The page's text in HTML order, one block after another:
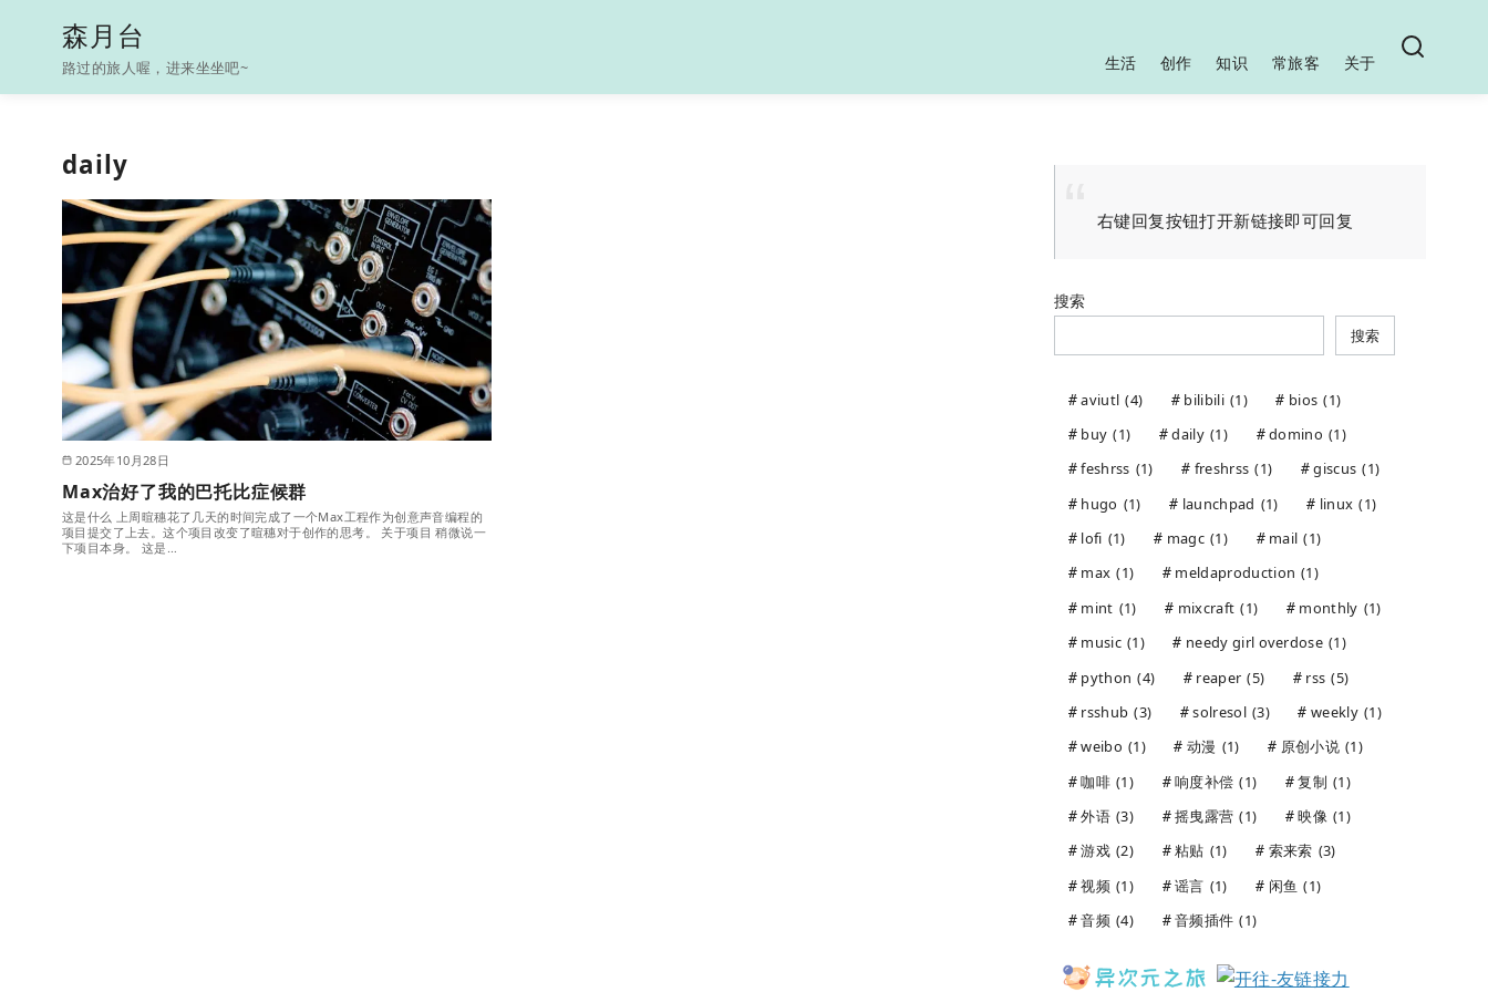
森月台
路过的旅人喔，进来坐坐吧~ 生活 创作 知识 常旅客 关于
daily
2025年10月28日
Max治好了我的巴托比症候群
这是什么 上周暄穗花了几天的时间完成了一个Max工程作为创意声音编程的
项目提交了上去。这个项目改变了暄穗对于创作的思考。 关于项目 稍微说一
下项目本身。 这是…
右键回复按钮打开新链接即可回复
搜索
搜索
aviutl (4) bilibili (1) bios (1)
buy (1) daily (1) domino (1)
feshrss (1) freshrss (1) giscus (1)
hugo (1) launchpad (1) linux (1)
lofi (1) magc (1) mail (1)
max (1) meldaproduction (1)
mint (1) mixcraft (1) monthly (1)
music (1) needy girl overdose (1)
python (4) reaper (5) rss (5)
rsshub (3) solresol (3) weekly (1)
weibo (1) 动漫 (1) 原创小说 (1)
咖啡 (1) 响度补偿 (1) 复制 (1)
外语 (3) 摇曳露营 (1) 映像 (1)
游戏 (2) 粘贴 (1) 索来索 (3)
视频 (1) 谣言 (1) 闲鱼 (1)
音频 (4) 音频插件 (1)